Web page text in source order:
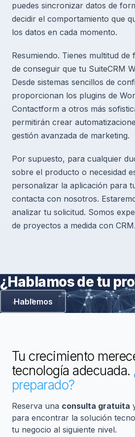
puedes sincronizar datos de
decidir el comportamiento que
los datos en cada momento.
Resumiendo. Tienes multitud de
de conseguir que tu SuiteCRM
Desde sistemas sencillos de
proporcionan los plugins de
Contactform a otros más
permitirán crear
gestión avanzada de marketing.
Por supuesto, para cualquier
sobre el producto o necesidad
personalizar la aplicación para
contacta con nosotros.
analizar tu solicitud. Somos
de proyectos a medida con CRM.
¿Hablamos de tu
Hablemos
Tu crecimiento
tecnología adecuada.
preparado?
Reserva una consulta gratuita
para encontrar la solución
tu negocio al siguiente nivel.